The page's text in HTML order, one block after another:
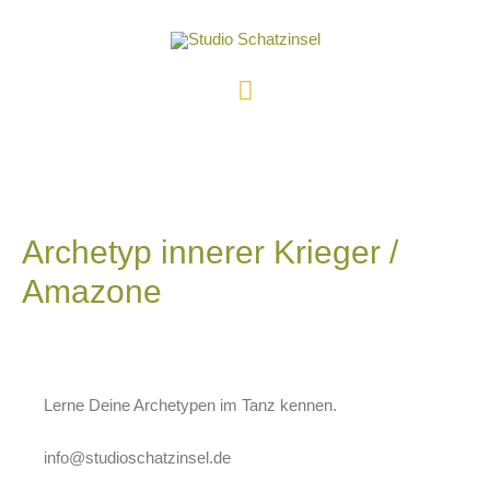
Archetyp innerer Krieger /
Amazone
Lerne Deine Archetypen im Tanz kennen.
info@studioschatzinsel.de